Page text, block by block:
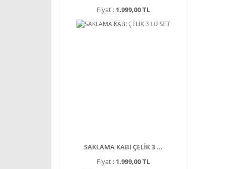
Fiyat : 1.999,00 TL
SAKLAMA KABI ÇELİK 3 ...
Fiyat : 1.999,00 TL